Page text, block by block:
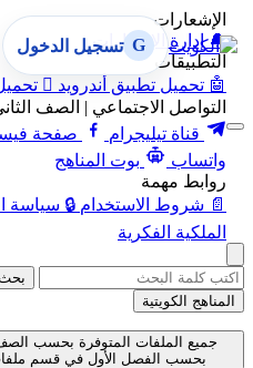
الإشعارات
🔔 إدارة الإشعارات
التطبيقات
🤖 تحميل تطبيق أندرويد 
التواصل الاجتماعي | الصف
قناة تيليجرام
صفحة
واتساب
بوت المناهج
روابط مهمة
📄 شروط الاستخدام 🔒 سياسة
الملكية الفكرية
G تسجيل الدخول
بحث
المناهج الكويتية
جميع الملفات المتوفرة بحسب
بحسب الفصل الأول في قسم ملفات